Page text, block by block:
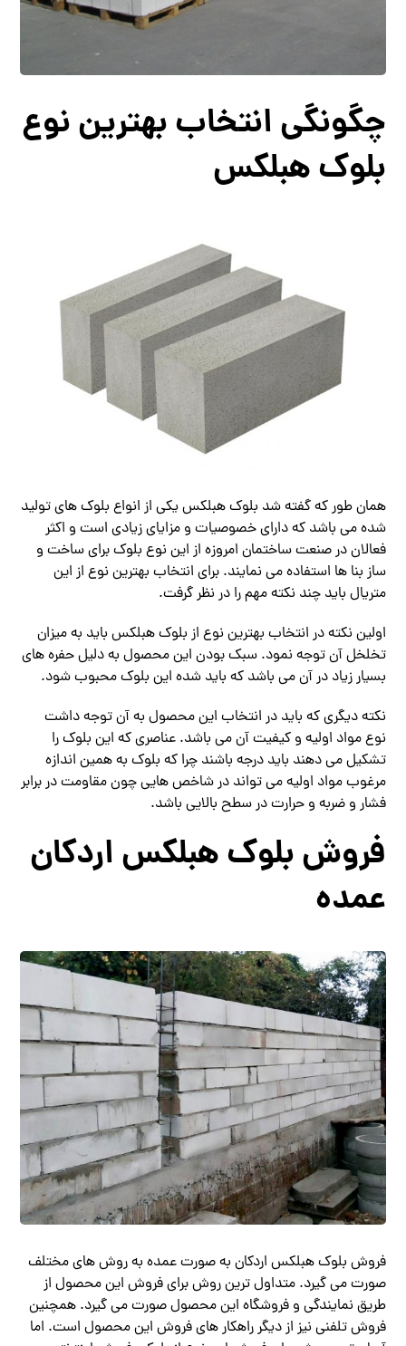
چگونگی انتخاب بهترین نوع
بلوک هبلکس
همان طور که گفته شد بلوک هبلکس یکی از انواع بلوک های تولید
شده می باشد که دارای خصوصیات و مزایای زیادی است و اکثر
فعالان در صنعت ساختمان امروزه از این نوع بلوک برای ساخت و
ساز بنا ها استفاده می نمایند. برای انتخاب بهترین نوع از این
متریال باید چند نکته مهم را در نظر گرفت.
اولین نکته در انتخاب بهترین نوع از بلوک هبلکس باید به میزان
تخلخل آن توجه نمود. سبک بودن این محصول به دلیل حفره های
بسیار زیاد در آن می باشد که باید شده این بلوک محبوب شود.
نکته دیگری که باید در انتخاب این محصول به آن توجه داشت
نوع مواد اولیه و کیفیت آن می باشد. عناصری که این بلوک را
تشکیل می دهند باید درجه باشند چرا که بلوک به همین اندازه
مرغوب مواد اولیه می تواند در شاخص هایی چون مقاومت در برابر
فشار و ضربه و حرارت در سطح بالایی باشد.
فروش بلوک هبلکس اردکان
عمده
فروش بلوک هبلکس اردکان به صورت عمده به روش های مختلف
صورت می گیرد. متداول ترین روش برای فروش این محصول از
طریق نمایندگی و فروشگاه این محصول صورت می گیرد. همچنین
فروش تلفنی نیز از دیگر راهکار های فروش این محصول است. اما